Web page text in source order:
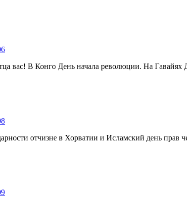
вас! В Конго День начала революции. На
отчизне в Хорватии и Исламский день